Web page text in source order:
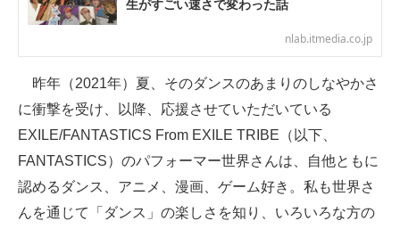
エレクトロニクス専門サイト
エネルギーの専門メディア
生がすごい速さで変わった話
nlab.itmedia.co.jp
昨年（2021年）夏、そのダンスのあまりのしなやかさ
に衝撃を受け、以降、応援させていただいている
EXILE/FANTASTICS From EXILE TRIBE（以下、
FANTASTICS）のパフォーマー世界さんは、自他ともに
認めるダンス、アニメ、漫画、ゲーム好き。私も世界さ
んを通じて「ダンス」の楽しさを知り、いろいろな方の